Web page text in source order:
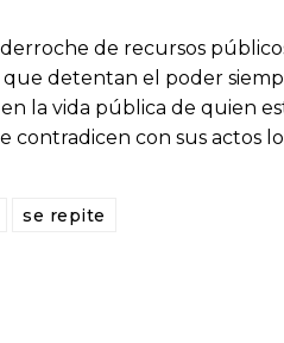
de recursos
detentan el poder
la vida pública de quien
contradicen con sus actos
se repite